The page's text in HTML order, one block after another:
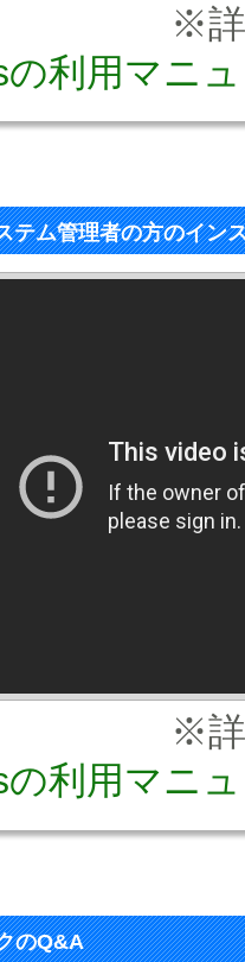
し
の利用マニ
テム管理者の方のイン
し
の利用マニ
のQ&A